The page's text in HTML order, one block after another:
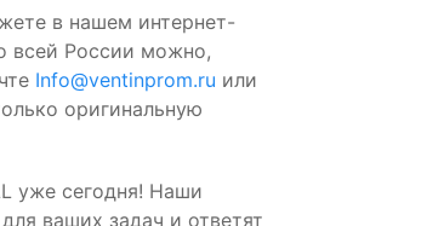
в нашем интернет-
всей России можно,
Info@ventinprom.ru или
оригинальную
уже сегодня! Наши
ваших задач и ответят